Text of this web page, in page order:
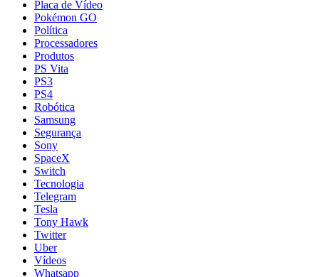
Placa de Vídeo
Pokémon GO
Política
Processadores
Produtos
PS Vita
PS3
PS4
Robótica
Samsung
Segurança
Sony
SpaceX
Switch
Tecnologia
Telegram
Tesla
Tony Hawk
Twitter
Uber
Vídeos
Whatsapp